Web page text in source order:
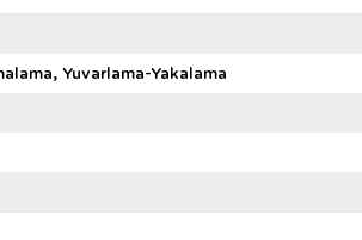
Yuvarlama-Yakalama